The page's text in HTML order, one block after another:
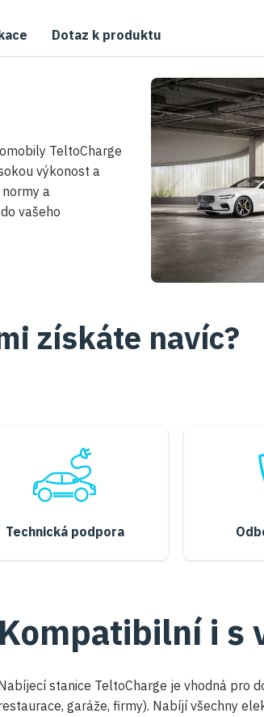
Dotaz k produktu
TeltoCharge
výkonost a
a
vašeho
získáte navíc?
Technická podpora
Kompatibilní i s
stanice TeltoCharge je vhodná pro
garáže, firmy). Nabíjí všechny